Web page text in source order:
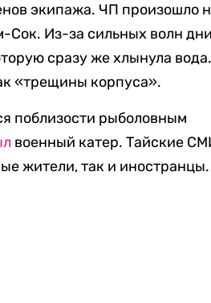
экипажа. ЧП произошло
Сок. Из-за сильных волн
сразу же хлынула
«трещины корпуса».
поблизости рыболовным
военный катер. Тайские
жители, так и иностранцы.